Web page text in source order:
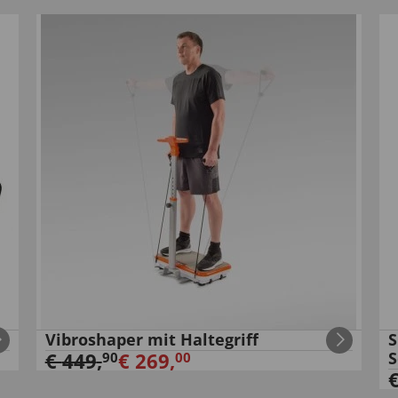
Vibroshaper mit Haltegriff
€449,90€ 269,00